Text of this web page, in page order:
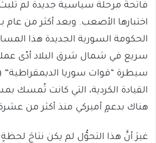
فاتحةًً مرحلة سياسية جديدة لم
اختبارها الأصعب. وبعد أكثر من
الحكومة السورية الجديدة هذا
سريع في شمال شرق البلاد أدّى
سيطرة “قوات سوريا
القيادة الكردية، التي كانت تُمسك
هناك بدعمٍ أميركي منذ أكثر من
غيرَ أنَّ هذا التحوُّل لم يكن نتاجَ